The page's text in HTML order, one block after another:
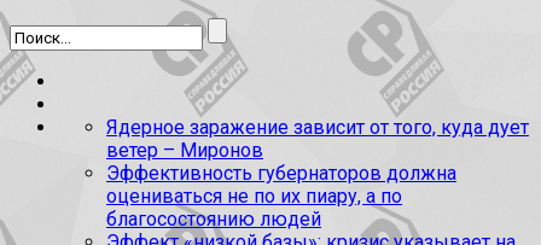
Ядерное заражение зависит от того, куда дует
ветер – Миронов
Эффективность губернаторов должна
оцениваться не по их пиару, а по
благосостоянию людей